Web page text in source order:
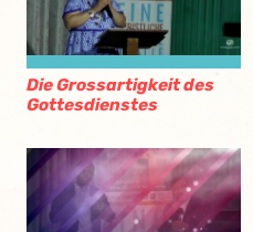
Die Grossartigkeit des
Gottesdienstes